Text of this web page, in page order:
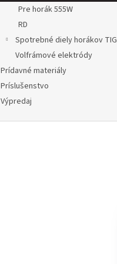
Pre horák 555W
RD
Spotrebné diely horákov TIG
Volfrámové elektródy
Prídavné materiály
Príslušenstvo
Výpredaj